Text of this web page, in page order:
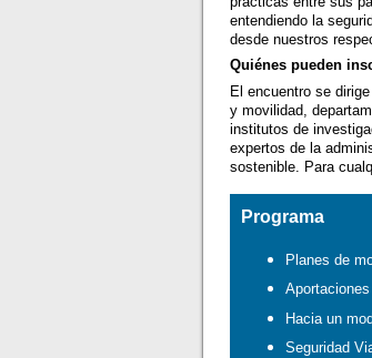
entendiendo la
desde nuestros
Quiénes pueden
El encuentro se
y movilidad,
institutos de
expertos de la
sostenible. Para
Programa
Planes de
Hacia un
Seguridad